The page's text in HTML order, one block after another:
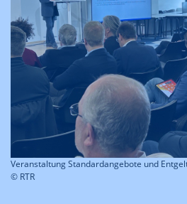
Veranstaltung Standardangebote und
© RTR